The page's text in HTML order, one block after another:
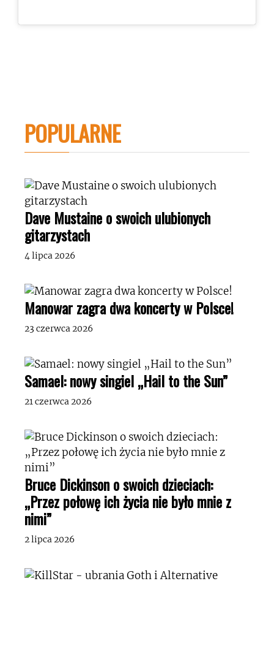
POPULARNE
Dave Mustaine o swoich ulubionych
gitarzystach
4 lipca 2026
Manowar zagra dwa koncerty w Polsce!
23 czerwca 2026
Samael: nowy singiel „Hail to the Sun”
21 czerwca 2026
Bruce Dickinson o swoich dzieciach:
„Przez połowę ich życia nie było mnie z
nimi”
2 lipca 2026